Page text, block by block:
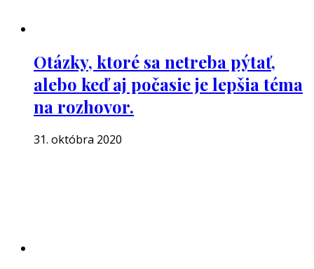
Otázky, ktoré sa netreba pýtať,
alebo keď aj počasie je lepšia téma
na rozhovor.
31. októbra 2020